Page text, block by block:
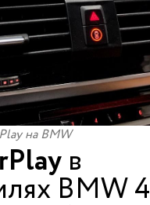
на BMW
в
BMW 4